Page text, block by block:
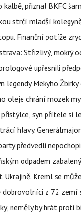
kalbě, přiznal BKFC
strčí mladší
Finanční potíže
Střízlivý, mokrý
upřesnili
legendy Mekyho
oleje chrání mozek
syn přítele si
hlavy.
předvedli
odpadem
Ukrajině. Kreml se
dobrovolníci z 72 zemí
neměly by hrát proti